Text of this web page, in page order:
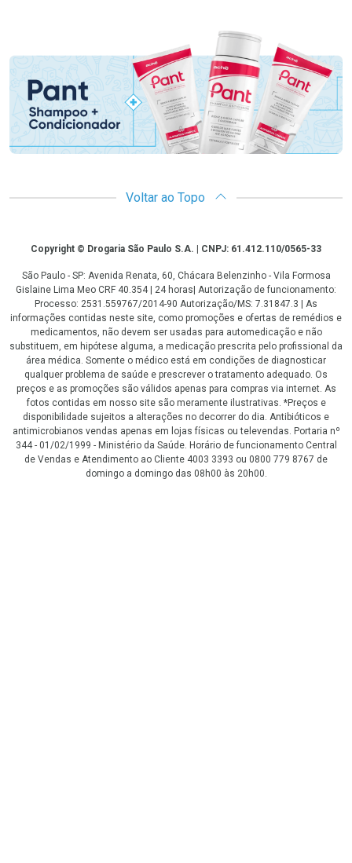
Promoção em Destaque
Voltar ao Topo
CopyrightCopyright © Drogaria São Paulo S.A. | CNPJ: 61.412.110/0565-33
São Paulo - SP: Avenida Renata, 60, Chácara Belenzinho - Vila Formosa
Gislaine Lima Meo CRF 40.354 | 24 horas| Autorização de funcionamento:
Processo: 2531.559767/2014-90 Autorização/MS: 7.31847.3 | As
informações contidas neste site, como promoções e ofertas de remédios e
medicamentos, não devem ser usadas para automedicação e não
substituem, em hipótese alguma, a medicação prescrita pelo profissional da
área médica. Somente o médico está em condições de diagnosticar
qualquer problema de saúde e prescrever o tratamento adequado. Os
preços e as promoções são válidos apenas para compras via internet. As
fotos contidas em nosso site são meramente ilustrativas. *Preços e
disponibilidade sujeitos a alterações no decorrer do dia. Antibióticos e
antimicrobianos vendas apenas em lojas físicas ou televendas. Portaria nº
344 - 01/02/1999 - Ministério da Saúde. Horário de funcionamento Central
de Vendas e Atendimento ao Cliente 4003 3393 ou 0800 779 8767 de
domingo a domingo das 08h00 às 20h00.